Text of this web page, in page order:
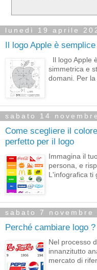
lunedì 19 aprile
Il logo Apple è
Il logo Apple
simmetrica e
domani. Per la
sabato 14
Come scegliere il colore
perfetto per il logo
Immagina il
persona, e
L'infografica ti
sabato 7 novembre
Perché cambiare logo ?
Nel processo
innanzitutto
mercato di